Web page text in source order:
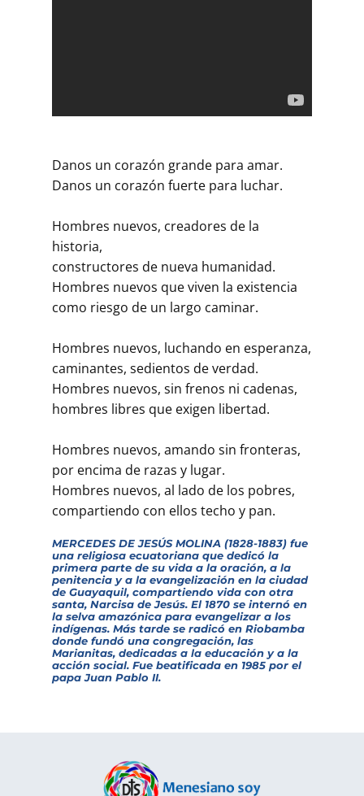
Danos un corazón grande para amar.
Danos un corazón fuerte para luchar.
Hombres nuevos, creadores de la
historia,
constructores de nueva humanidad.
Hombres nuevos que viven la existencia
como riesgo de un largo caminar.
Hombres nuevos, luchando en esperanza,
caminantes, sedientos de verdad.
Hombres nuevos, sin frenos ni cadenas,
hombres libres que exigen libertad.
Hombres nuevos, amando sin fronteras,
por encima de razas y lugar.
Hombres nuevos, al lado de los pobres,
compartiendo con ellos techo y pan.
MERCEDES DE JESÚS MOLINA (1828-1883) fue
una religiosa ecuatoriana que dedicó la
primera parte de su vida a la oración, a la
penitencia y a la evangelización en la ciudad
de Guayaquil, compartiendo vida con otra
santa, Narcisa de Jesús. El 1870 se internó en
la selva amazónica para evangelizar a los
indígenas. Más tarde se radicó en Riobamba
donde fundó una congregación, las
Marianitas, dedicadas a la educación y a la
acción social. Fue beatificada en 1985 por el
papa Juan Pablo II.